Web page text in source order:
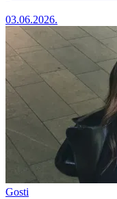
03.06.2026.
Gosti